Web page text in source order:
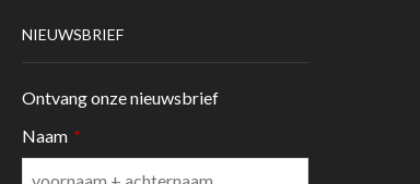
NIEUWSBRIEF
Ontvang onze nieuwsbrief
Naam *